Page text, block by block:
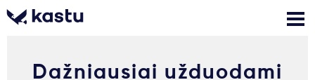
Dažniausiai užduodami